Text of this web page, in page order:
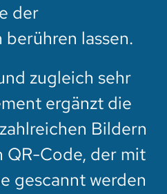
der
lassen.
zugleich sehr
ergänzt die
Bildern
QR-Code, der mit
gescannt werden